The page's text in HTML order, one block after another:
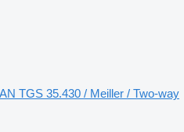
TGS 35.430 / Meiller / Two-way